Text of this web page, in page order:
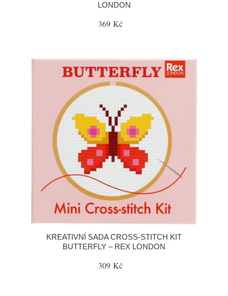
LONDON
369 Kč
KREATIVNÍ SADA CROSS-STITCH KIT
BUTTERFLY – REX LONDON
309 Kč